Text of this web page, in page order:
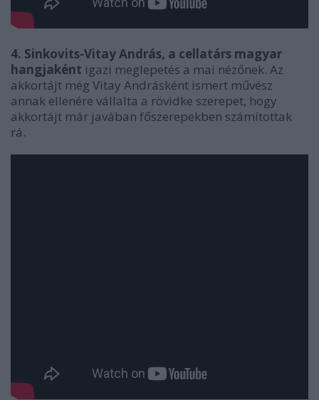
4. Sinkovits-Vitay András, a cellatárs magyar
hangjaként igazi meglepetés a mai nézőnek. Az
akkortájt még Vitay Andrásként ismert művész
annak ellenére vállalta a rövidke szerepet, hogy
akkortájt már javában főszerepekben számítottak
rá.